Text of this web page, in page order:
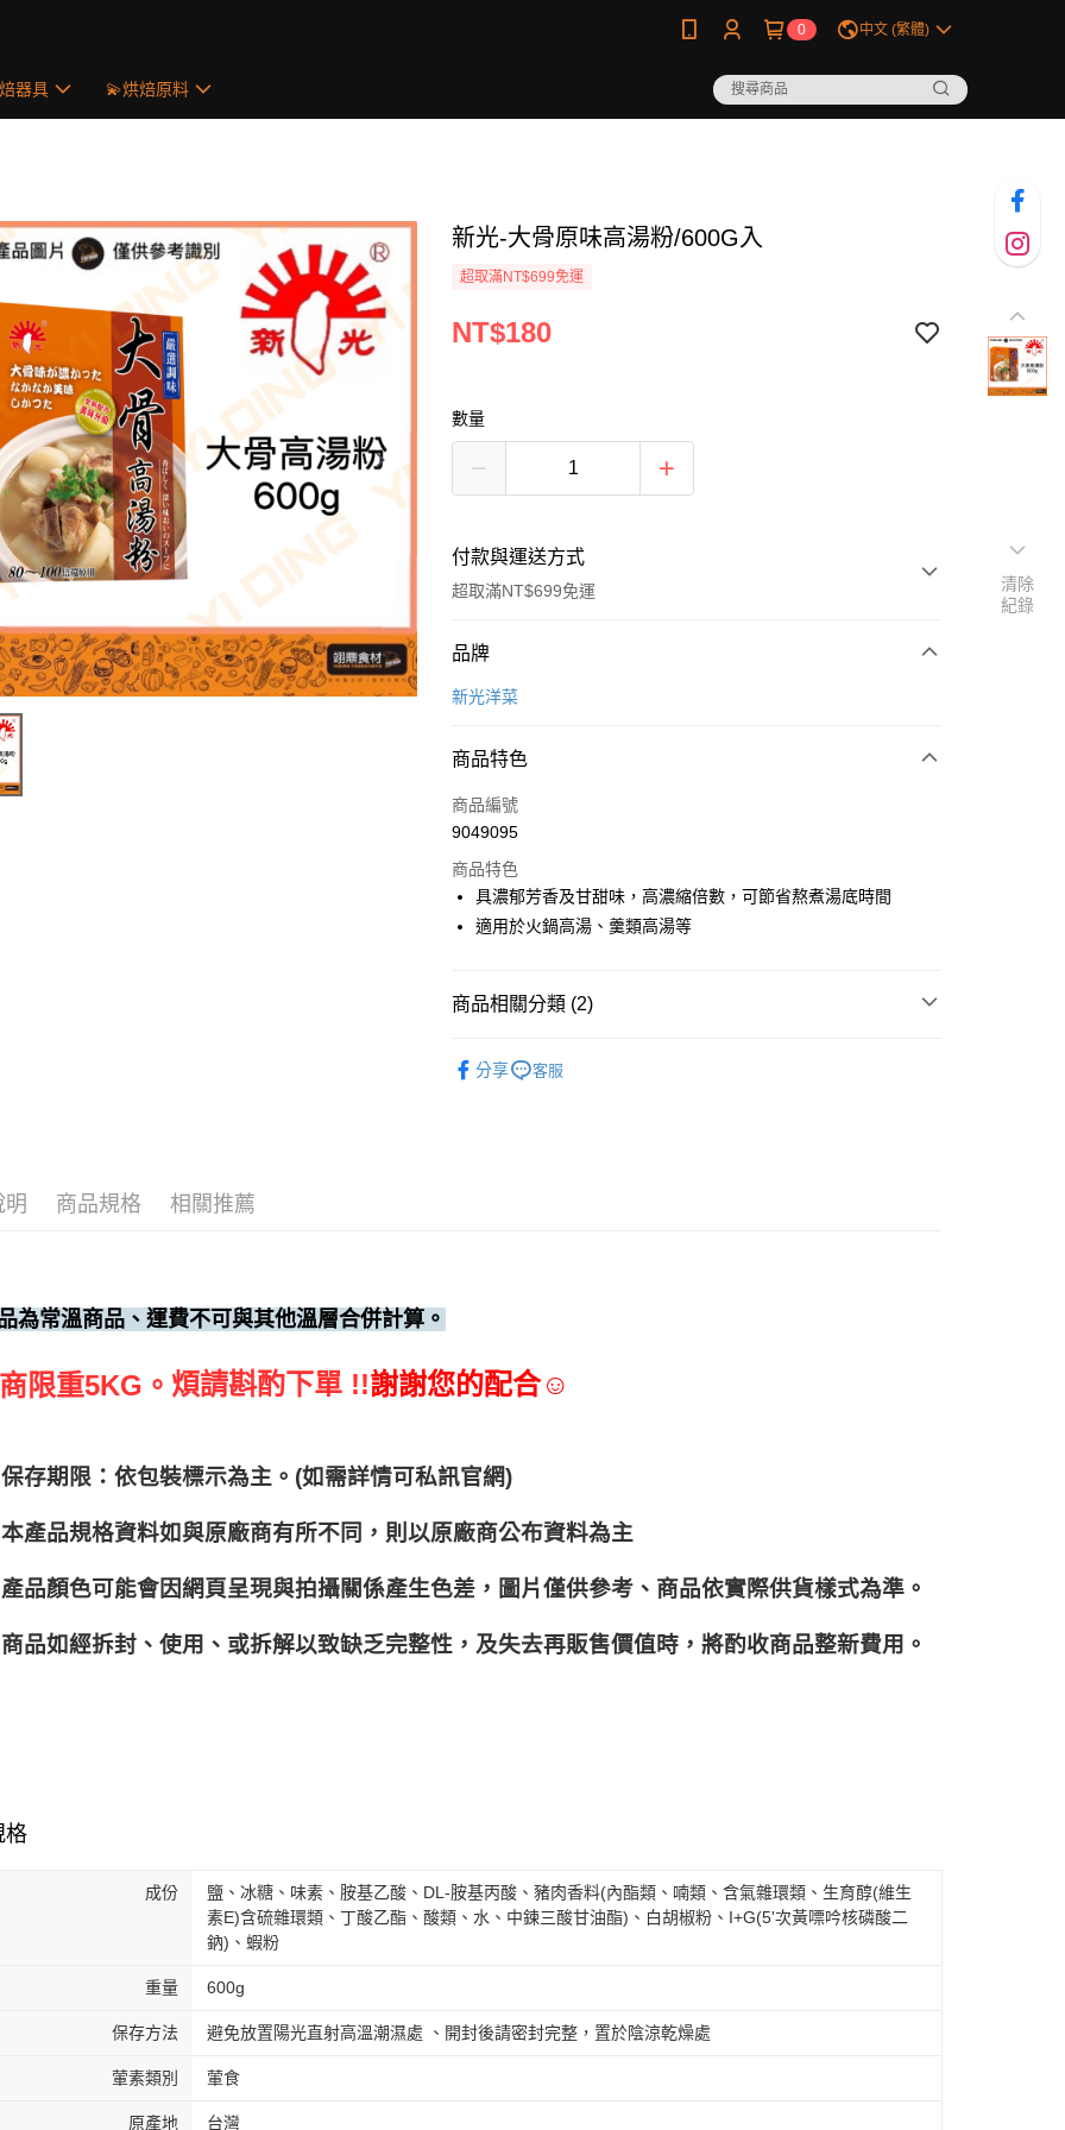
0 中文 (繁體)
器具 💫烘焙原料
新光-大骨原味高湯粉/600G入
超取滿NT$699免運
NT$180
數量
付款與運送方式
超取滿NT$699免運
付款方式
信用卡一次付款
運送方式
• 付款後全家取貨
每筆NT$60，滿NT$699(含以上)免運費
• 付款後7-11取貨
(請點開選項勾選)
品牌
新光洋菜
商品特色
商品編號
9049095
商品特色
具濃郁芳香及甘甜味，高濃縮倍數，可節省熬煮湯底時間
適用於火鍋高湯、羹類高湯等
商品相關分類 (2)
分享 客服
明 商品規格 相關推薦
為常溫商品、運費不可與其他溫層合併計算。
限重5KG。 煩請斟酌下單 !!謝謝您的配合☺
保存期限：依包裝標示為主。(如需詳情可私訊官網)
本產品規格資料如與原廠商有所不同，則以原廠商公布資料為主
產品顏色可能會因網頁呈現與拍攝關係產生色差，圖片僅供參考、商品依實際供貨樣式為準。
商品如經拆封、使用、或拆解以致缺乏完整性，及失去再販售價值時，將酌收商品整﻿新費用。
格
成份
鹽、冰糖、味素、胺基乙酸、DL-胺基丙酸、豬肉香料(內酯類、喃類、含氣雜環類、生育醇(維生
素E)含硫雜環類、丁酸乙酯、酸類、水、中鍊三酸甘油酯)、白胡椒粉、I+G(5'次黃嘌吟核磷酸二
鈉)、蝦粉
重量 600g
保存方法 避免放置陽光直射高溫潮濕處 、開封後請密封完整，置於陰涼乾燥處
葷素類別 葷食
原產地 台灣
清除
紀錄